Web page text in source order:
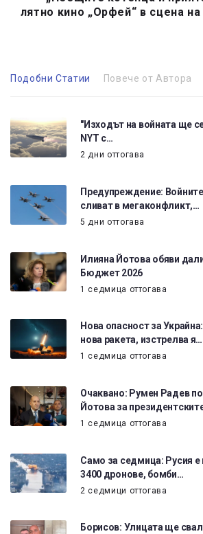
лятно кино „Орфей“ в сцена
Подобни Статии Повече от Автора
"Изходът на войната ще
NYT с…
2 дни оттогава
Предупреждение:
сливат в мегаконфликт,…
5 дни оттогава
Илияна Йотова обяви
Бюджет 2026
1 седмица оттогава
Нова опасност за
нова ракета, изстрелва я…
1 седмица оттогава
Очаквано: Румен Радев
Йотова за
1 седмица оттогава
Само за седмица: Русия е
3400 дронове, бомби…
2 седмици оттогава
Борисов: Улицата ще